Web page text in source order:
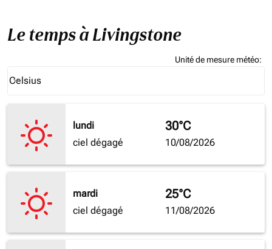
Le temps à Livingstone
Unité de mesure météo:
Celsius
keyboard_arrow_down
lundi
ciel dégagé
30°C
10/08/2026
mardi
ciel dégagé
25°C
11/08/2026